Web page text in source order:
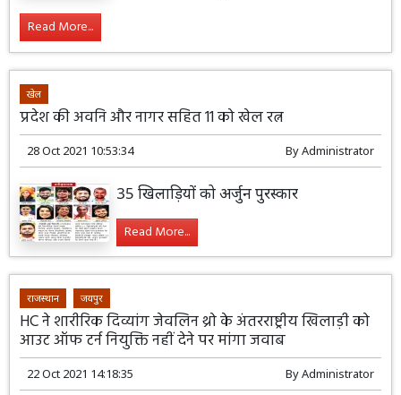
Read More...
खेल
प्रदेश की अवनि और नागर सहित 11 को खेल रत्न
28 Oct 2021 10:53:34 ByAdministrator
35 खिलाड़ियों को अर्जुन पुरस्कार
Read More...
राजस्थान जयपुर
HC ने शारीरिक दिव्यांग जेवलिन थ्रो के अंतरराष्ट्रीय खिलाड़ी को
आउट ऑफ टर्न नियुक्ति नहीं देने पर मांगा जवाब
22 Oct 2021 14:18:35 ByAdministrator